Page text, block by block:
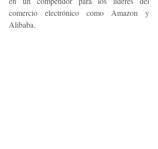
comercio electrónico como Amazon y
Alibaba.